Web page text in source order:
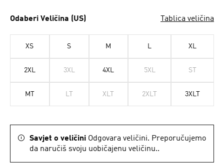
Odaberi Veličina (US) Tablica veličina
XS S M L XL
2XL 3XL 4XL 5XL ST
MT LT XLT 2XLT 3XLT
Savjet o veličini Odgovara veličini. Preporučujemo
da naručiš svoju uobičajenu veličinu..